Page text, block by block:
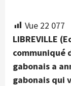
Vue 22 077
LIBREVILLE
communiqué
gabonais a
gabonais qui